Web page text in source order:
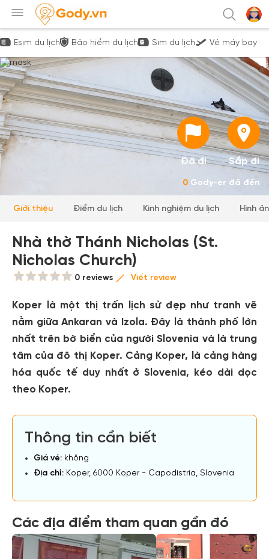
Esim du lịch Bảo hiểm du lịch Sim du lịch Vé máy bay
Đã đi Sắp đi
0 Gody-er đã đến
Giới thiệu Điểm du lịch Kinh nghiệm du lịch Hình
Nhà thờ Thánh Nicholas (St.
Nicholas Church)
0 reviews Viết review
Koper là một thị trấn lịch sử đẹp như tranh vẽ
nằm giữa Ankaran và Izola. Đây là thành phố lớn
nhất trên bờ biển của người Slovenia và là trung
tâm của đô thị Koper. Cảng Koper, là cảng hàng
hóa quốc tế duy nhất ở Slovenia, kéo dài dọc
theo Koper.
Thông tin cần biết
Giá vé: không
Địa chỉ: Koper, 6000 Koper - Capodistria, Slovenia
Các địa điểm tham quan gần đó